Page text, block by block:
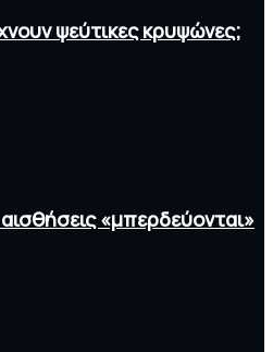
ψεύτικες κρυψώνες;
«μπερδεύονται»